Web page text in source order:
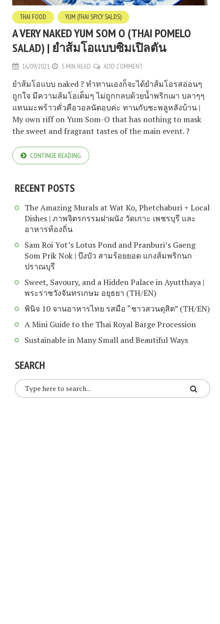
THAI FOOD YUM (THAI SPICY SALDS)
A VERY NAKED YUM SOM O (THAI POMELO
SALAD) | ยำส้มโอแบบซิมเปิลตัน
16/09/2021 5 MIN READ ADD COMMENT
ยำส้มโอแบบ naked ? ทำทานเองก็จะได้ยำส้มโอรสอ่อนๆ
ถูกใจ มีความส้มโอเต็มๆ ไม่ถูกกลบด้วยน้ำพริกเผา บลาๆๆ
แทนมะพร้าวคั่วคือวอลนัตอบค่ะ ทานกับชะพลูหลังบ้าน |
My own riff on Yum Som-O that has nothing to mask
the sweet and fragrant tastes of the main event. ?
CONTINUE READING
RECENT POSTS
The Amazing Murals at Wat Ko, Phetchaburi + Local
Dishes | ภาพจิตรกรรมฝาผนัง วัดเกาะ เพชรบุรี และ
อาหารท้องถิ่น
Sam Roi Yot’s Lotus Pond and Pranburi’s Gaeng
Som Prik Nok | บึงบัว สามร้อยยอด แกงส้มพริกนก
ปราณบุรี
Sweet, Savoury, and a Hidden Palace in Ayutthaya |
พระราชวังจันทรเกษม อยุธยา (TH/EN)
พินิจ 10 จานอาหารไทย รสมือ “ชาวสวนดุสิต” (TH/EN)
A Mini Guide to the Thai Royal Barge Procession
Sustainable in Many Small and Beautiful Ways
SEARCH